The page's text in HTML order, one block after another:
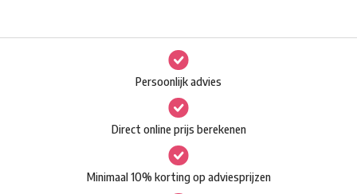
Waar ben je naar op zoek?
Deze
optie
kan
gekozen
worden
op
de
Persoonlijk advies
Direct online prijs berekenen
Minimaal 10% korting op adviesprijzen